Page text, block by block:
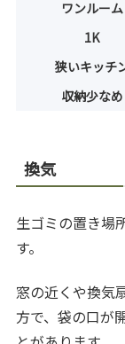
ワンルーム
1K
狭いキッチ
収納少なめ
換気
生ゴミの置き場
す。
窓の近くや換気
方で、袋の口が